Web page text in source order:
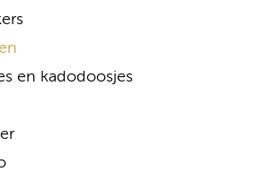
en kadodoosjes